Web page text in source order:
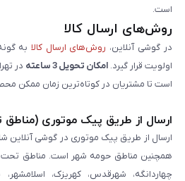
است.
روش‌های ارسال کالا
در گوشی آنلاین، روش‌های ارسال کالا به
اولویت قرار گیرد. امکان تحویل 3 ساعته
در
است تا مشتریان در کوتاه‌ترین زمان ممکن
ارسال از طریق پیک موتوری (مناطق
همچنین مناطق حومه شهر است. مناطق تحت
چهاردانگه، شهرقدس، کهریزک،